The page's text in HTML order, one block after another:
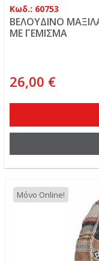
Κωδ.: 60753
ΒΕΛΟΥΔΙΝΟ
ΜΕ ΓΕΜΙΣΜΑ
26,00 €
Μόνο Online!